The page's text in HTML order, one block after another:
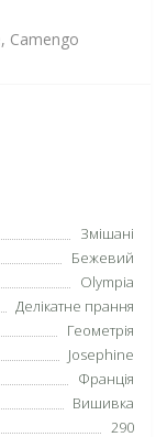
Camengo
Змішані
Бежевий
Olympia
Делікатне прання
Геометрія
Josephine
Франція
Вишивка
290